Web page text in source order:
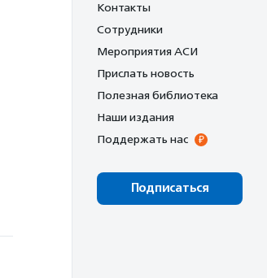
Контакты
Сотрудники
Мероприятия АСИ
Прислать новость
Полезная библиотека
Наши издания
Поддержать нас
Подписаться